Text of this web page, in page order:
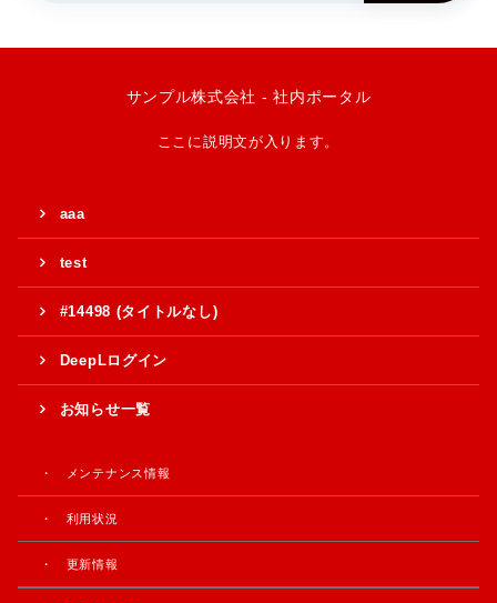
サンプル株式会社 - 社内ポータル
ここに説明文が入ります。
aaa
test
#14498 (タイトルなし)
DeepLログイン
お知らせ一覧
メンテナンス情報
利用状況
更新情報